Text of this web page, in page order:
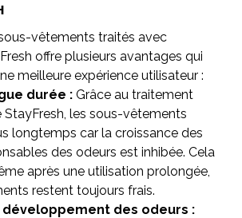
vêtements traités avec
offre plusieurs avantages qui
meilleure expérience utilisateur :
durée : Grâce au traitement
StayFresh, les sous-vêtements
longtemps car la croissance des
des odeurs est inhibée. Cela
après une utilisation prolongée,
restent toujours frais.
développement des odeurs :